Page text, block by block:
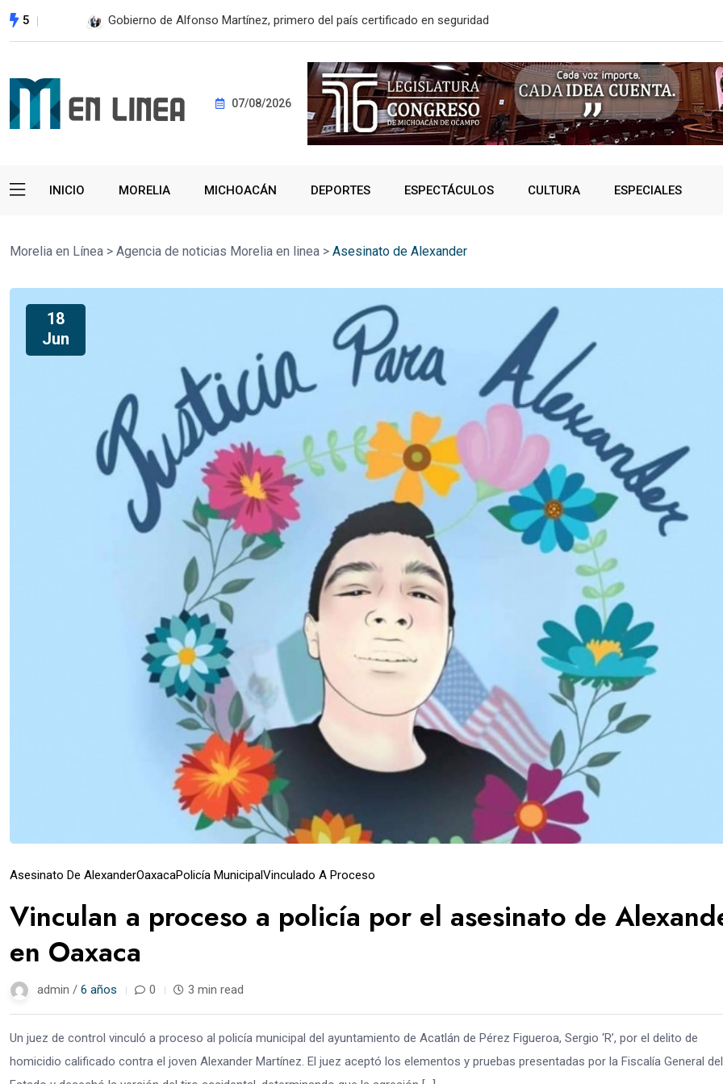
5 Gobierno de Alfonso Martínez, primero del país certificado en seguridad
07/08/2026
INICIO MORELIA MICHOACÁN DEPORTES ESPECTÁCULOS CULTURA ESPECIALES
Morelia en Línea > Agencia de noticias Morelia en linea > Asesinato de Alexander
18
Jun
Asesinato De AlexanderOaxacaPolicía MunicipalVinculado A Proceso
Vinculan a proceso a policía por el asesinato de
en Oaxaca
admin / 6 años 0 3 min read
Un juez de control vinculó a proceso al policía municipal del ayuntamiento de Acatlán de Pérez Figueroa, Sergio ‘R’, por el delito de
homicidio calificado contra el joven Alexander Martínez. El juez aceptó los elementos y pruebas presentadas por la Fiscalía General del